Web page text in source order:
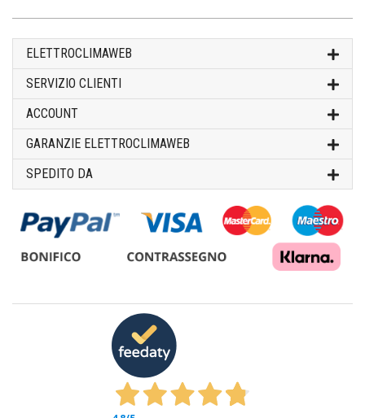
ELETTROCLIMAWEB
SERVIZIO CLIENTI
ACCOUNT
GARANZIE ELETTROCLIMAWEB
SPEDITO DA